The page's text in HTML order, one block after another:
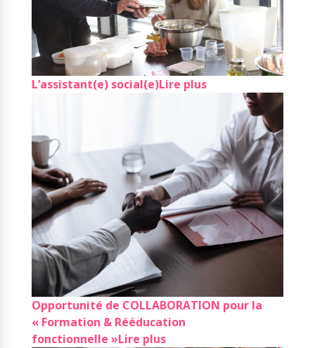
L’assistant(e) social(e)Lire plus
Opportunité de COLLABORATION pour la
« Formation & Rééducation
fonctionnelle »Lire plus